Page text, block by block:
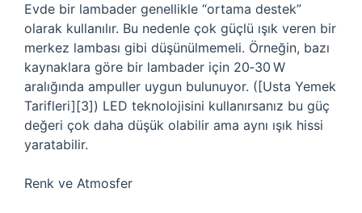
Evde bir lambader genellikle “ortama destek”
olarak kullanılır. Bu nedenle çok güçlü ışık veren bir
merkez lambası gibi düşünülmemeli. Örneğin, bazı
kaynaklara göre bir lambader için 20‑30 W
aralığında ampuller uygun bulunuyor. ([Usta Yemek
Tarifleri][3]) LED teknolojisini kullanırsanız bu güç
değeri çok daha düşük olabilir ama aynı ışık hissi
yaratabilir.
Renk ve Atmosfer